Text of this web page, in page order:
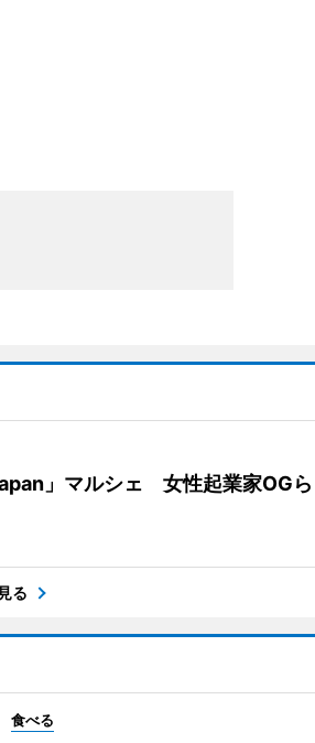
」マルシェ 女性起業家OGら
る
食べる